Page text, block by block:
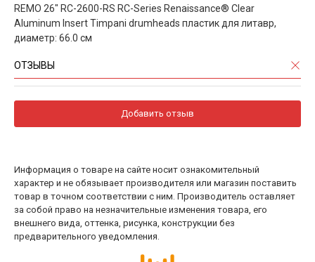
REMO 26" RC-2600-RS RC-Series Renaissance® Clear
Aluminum Insert Timpani drumheads пластик для литавр,
диаметр: 66.0 см
ОТЗЫВЫ
Добавить отзыв
Информация о товаре на сайте носит ознакомительный
характер и не обязывает производителя или магазин поставить
товар в точном соответствии с ним. Производитель оставляет
за собой право на незначительные изменения товара, его
внешнего вида, оттенка, рисунка, конструкции без
предварительного уведомления.